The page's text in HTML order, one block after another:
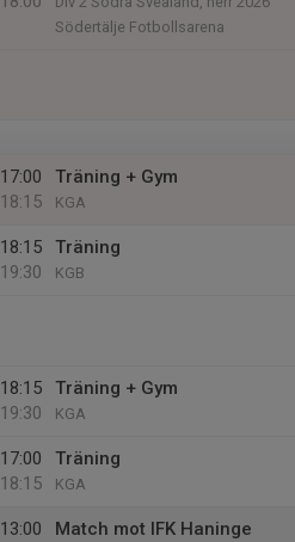
Södertälje Fotbollsarena
17:00
18:15
Träning + Gym
KGA
18:15
19:30
Träning
KGB
18:15
19:30
Träning + Gym
KGA
17:00
18:15
Träning
KGA
13:00
Match mot IFK Haninge